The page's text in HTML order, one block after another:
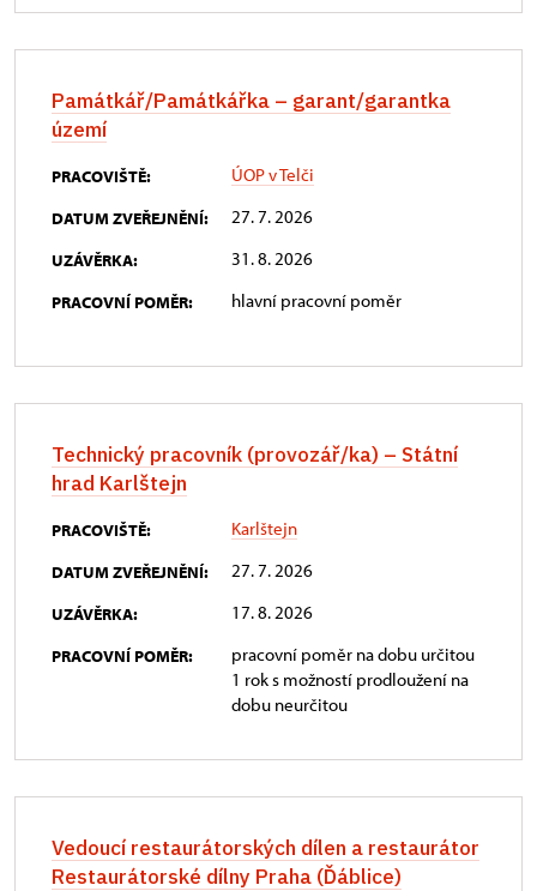
Památkář/Památkářka – garant/garantka
území
PRACOVIŠTĚ: ÚOP v Telči
DATUM ZVEŘEJNĚNÍ: 27. 7. 2026
UZÁVĚRKA: 31. 8. 2026
PRACOVNÍ POMĚR: hlavní pracovní poměr
Technický pracovník (provozář/ka) – Státní
hrad Karlštejn
PRACOVIŠTĚ: Karlštejn
DATUM ZVEŘEJNĚNÍ: 27. 7. 2026
UZÁVĚRKA: 17. 8. 2026
PRACOVNÍ POMĚR:
pracovní poměr na dobu určitou
1 rok s možností prodloužení na
dobu neurčitou
Vedoucí restaurátorských dílen a restaurátor
Restaurátorské dílny Praha (Ďáblice)